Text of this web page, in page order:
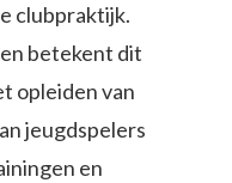
clubpraktijk.
betekent dit
opleiden van
jeugdspelers
en